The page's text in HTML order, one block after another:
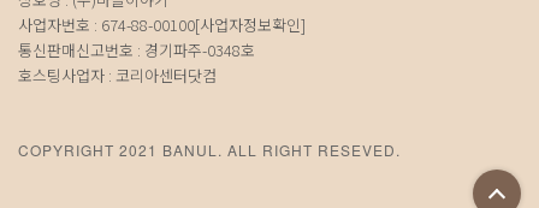
사업자번호 : 674-88-00100[사업자정보확인]
통신판매신고번호 : 경기파주-0348호
호스팅사업자 : 코리아센터닷컴
COPYRIGHT 2021 BANUL. ALL RIGHT RESEVED.